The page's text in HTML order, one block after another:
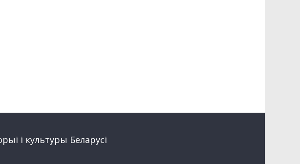
i культуры Беларусi